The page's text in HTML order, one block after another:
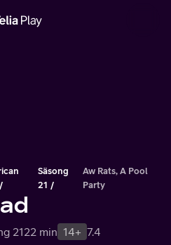
Säsong
21
Aw Rats, A Pool
Party
2122 min 14+ 7.4